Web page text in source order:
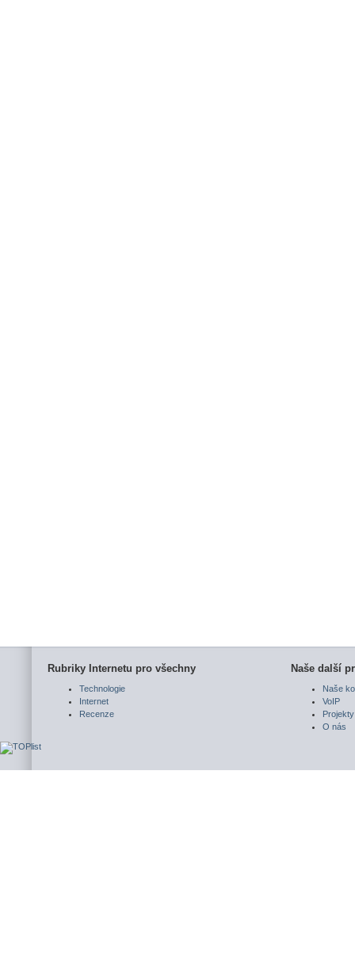
Rubriky Internetu pro všechny
Technologie
Internet
Recenze
Naše další
Naše
VoIP
Projekty
O nás